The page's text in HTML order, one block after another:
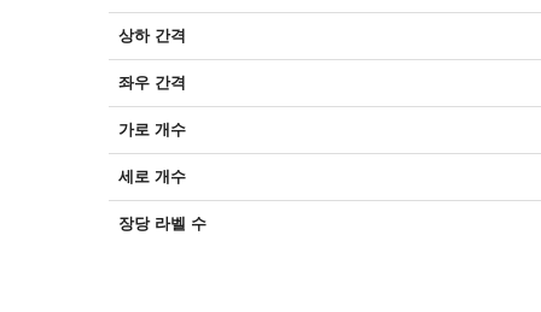
상하 간격
좌우 간격
가로 개수
세로 개수
장당 라벨 수